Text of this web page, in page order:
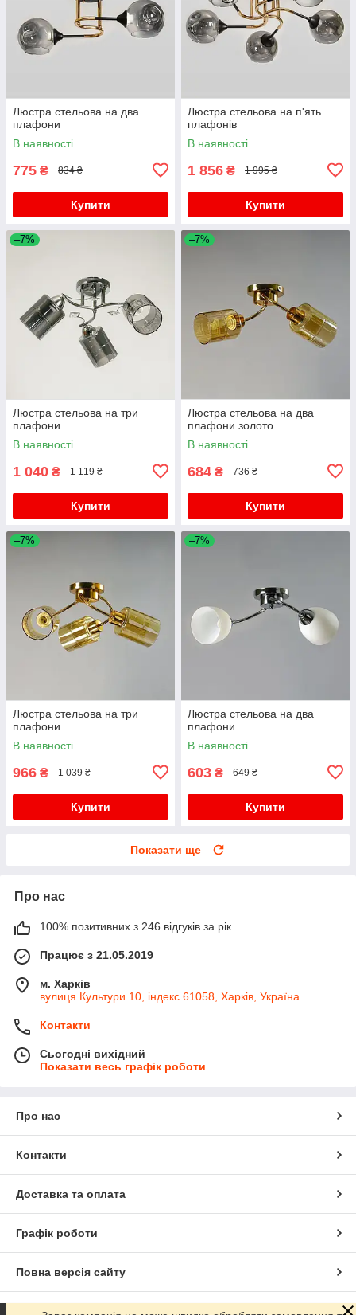
Люстра стельова на два
плафони
В наявності
775 ₴ 834 ₴
Купити
Люстра стельова на п'ять
плафонів
В наявності
1 856 ₴ 1 995 ₴
Купити
–7%
Люстра стельова на три
плафони
В наявності
1 040 ₴ 1 119 ₴
Купити
–7%
Люстра стельова на два
плафони золото
В наявності
684 ₴ 736 ₴
Купити
–7%
Люстра стельова на три
плафони
В наявності
966 ₴ 1 039 ₴
Купити
–7%
Люстра стельова на два
плафони
В наявності
603 ₴ 649 ₴
Купити
Показати ще
Про нас
100% позитивних з 246 відгуків за рік
Працює з 21.05.2019
м. Харків
вулиця Культури 10, індекс 61058, Харків, Україна
Контакти
Сьогодні вихідний
Показати весь графік роботи
Про нас
Контакти
Доставка та оплата
Графік роботи
Повна версія сайту
Сайт створено на маркетплейсі Prom.ua